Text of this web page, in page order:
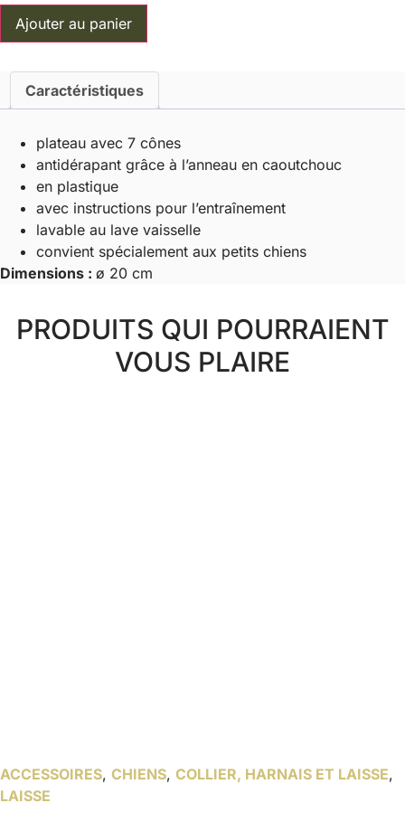
quantité
de
Mini
Jeu
stratégie
-
Ajouter au panier
Caractéristiques
plateau avec 7 cônes
antidérapant grâce à l’anneau en caoutchouc
en plastique
avec instructions pour l’entraînement
lavable au lave vaisselle
convient spécialement aux petits chiens
Dimensions : ø 20 cm
PRODUITS QUI POURRAIENT
VOUS PLAIRE
ACCESSOIRES, CHIENS, COLLIER, HARNAIS ET LAISSE,
LAISSE